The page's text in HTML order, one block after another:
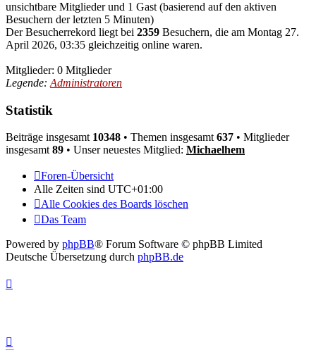
unsichtbare Mitglieder und 1 Gast (basierend auf den aktiven
Besuchern der letzten 5 Minuten)
Der Besucherrekord liegt bei 2359 Besuchern, die am Montag 27.
April 2026, 03:35 gleichzeitig online waren.
Mitglieder: 0 Mitglieder
Legende: Administratoren
Statistik
Beiträge insgesamt 10348 • Themen insgesamt 637 • Mitglieder
insgesamt 89 • Unser neuestes Mitglied: Michaelhem
Foren-Übersicht
Alle Zeiten sind UTC+01:00
Alle Cookies des Boards löschen
Das Team
Powered by phpBB® Forum Software © phpBB Limited
Deutsche Übersetzung durch phpBB.de